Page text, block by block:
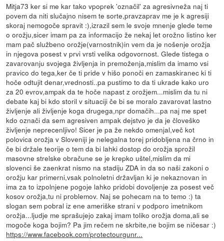
Mitja73 ker si me kar tako vpoprek 'označil' za agresivneža naj ti
povem da niti slučajno nisem te sorte,pravzaprav me je k agresiji
skoraj nemogoče spravit :),izrazil sem le svoje mnenje glede teme
o orožju,sicer imam pa za informacijo že nekaj let orožno listino ker
mam pač službeno orožje(varnostnik)in vem da je nošenje orožja
in njegova posest v prvi vrsti velika odgovornost. Glede tistega o
zavarovanju svojega življenja in premoženja,mislim da imamo vsi
pravico do tega,ker če ti pride v hišo ponoči en zamaskiranec ki ti
hoče odtujit denar,vrednosti..pa pustimo to da ti ukrade kako uro
za 20 evrov,ampak da te hoče napast z orožjem...mislim da tu ni
debate kaj bi kdo storil v situaciji če bi se moralo zavarovat lastno
življenje ali življenje koga drugega,npr domačih...pa naj me spet
kdo označi da sem agresiven ampak dejstvo je da je človeško
življenje neprecenljivo! Sicer je pa že nekdo omenjal,več kot
polovica orožja v Sloveniji je nelegalna torej pridobljena na črno in
če bi držale teorije o tem da bi lahki dostop do orožja sprožil
masovne strelske obračune se je krepko uštel,mislim da mi
slovenci še zaenkrat nismo na stadiju ZDA in da so naši zakoni o
orožju kar primerni,vsak polnoletni državljan ki je nekaznovan in
ima za to izpolnjene pogoje lahko pridobi dovoljenje za posest več
kosov orožja,tu ni problemov. Naj se pohecam na to temo :) ta
slogan sem pobral iz ene ameriške strani v podporo imetnikom
orožja...ljudje me sprašujejo zakaj imam toliko orožja doma,ali se
mogoče koga bojim? Pa jim rečem ne skrbite,ne bojim se ničesar :)
https://www.facebook.com/protectourgunr...